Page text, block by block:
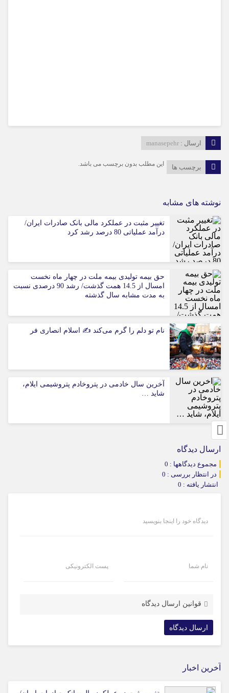
ارسال : manasepehr
برچسب ها این مطلب بدون برچسب می باشد.
نوشته های مشابه
تغییر مثبت در عملکرد مالی بانک صادرات ایران/
درآمد عملیاتی 80 درصد رشد کرد
حق بیمه تولیدی بیمه ملت در چهار ماه نخست
امسال از 14.5 همت گذشت/ رشد 90 درصدی نسبت
به مدت مشابه سال گذشته
نام تو دلم را گرم می‌کند ✍️ اسلام انصاری فر
آخرین سال خادمی در پتروخادم پتروشیمی ایلام،
شاید …
ارسال دیدگاه
مجموع دیدگاهها : 0
در انتظار بررسی : 0
انتشار یافته : 0
دیدگاه خود را اینجا بنویسید
نام شما پست الکترونیکی
قوانین ارسال دیدگاه
آخرین اخبار